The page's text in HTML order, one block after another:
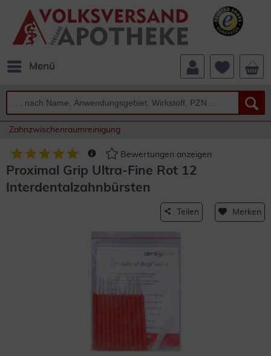
Menü
Zahnzwischenraumreinigung
Bewertungen anzeigen
Proximal Grip Ultra-Fine Rot 12
Interdentalzahnbürsten
Teilen Merken